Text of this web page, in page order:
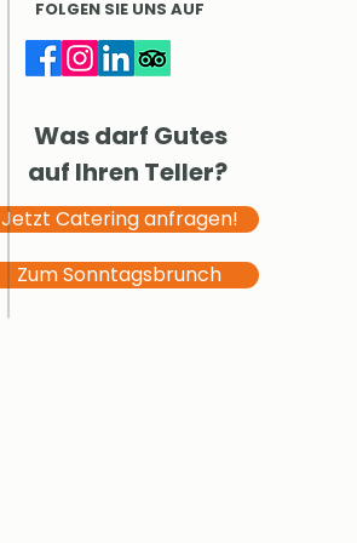
FOLGEN SIE UNS AUF
Was darf Gutes
auf Ihren Teller?
Jetzt Catering anfragen!
Zum Sonntagsbrunch